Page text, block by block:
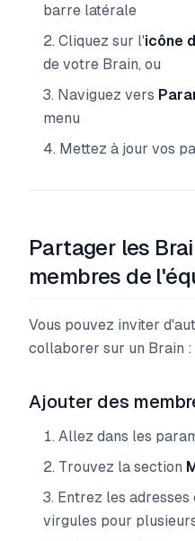
barre latérale
Cliquez sur l'icône
de votre Brain, ou
Naviguez vers
menu
Mettez à jour vos
Partager les
membres de
Vous pouvez inviter
collaborer sur un Brain :
Ajouter des
Allez dans les
Trouvez la section
Entrez les
virgules pour